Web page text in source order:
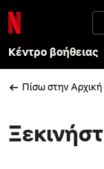
Κέντρο βοήθειας
Πίσω στην Αρχική